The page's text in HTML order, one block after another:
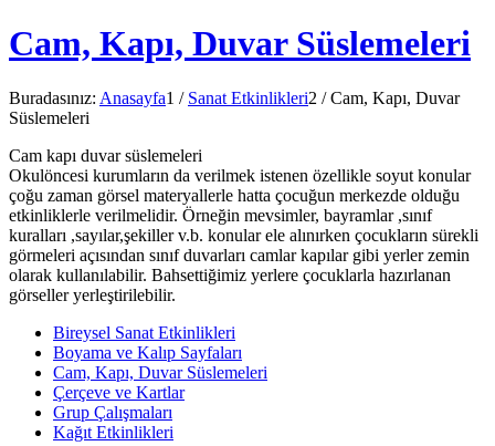
Cam, Kapı, Duvar Süslemeleri
Buradasınız: Anasayfa1 / Sanat Etkinlikleri2 / Cam, Kapı, Duvar
Süslemeleri
Cam kapı duvar süslemeleri
Okulöncesi kurumların da verilmek istenen özellikle soyut konular
çoğu zaman görsel materyallerle hatta çocuğun merkezde olduğu
etkinliklerle verilmelidir. Örneğin mevsimler, bayramlar ,sınıf
kuralları ,sayılar,şekiller v.b. konular ele alınırken çocukların sürekli
görmeleri açısından sınıf duvarları camlar kapılar gibi yerler zemin
olarak kullanılabilir. Bahsettiğimiz yerlere çocuklarla hazırlanan
görseller yerleştirilebilir.
Bireysel Sanat Etkinlikleri
Boyama ve Kalıp Sayfaları
Cam, Kapı, Duvar Süslemeleri
Çerçeve ve Kartlar
Grup Çalışmaları
Kağıt Etkinlikleri